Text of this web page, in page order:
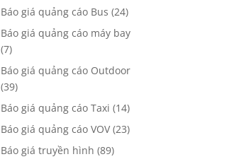
Báo giá quảng cáo Bus (24)
Báo giá quảng cáo máy bay
(7)
Báo giá quảng cáo Outdoor
(39)
Báo giá quảng cáo Taxi (14)
Báo giá quảng cáo VOV(23)
Báo giá truyền hình (89)